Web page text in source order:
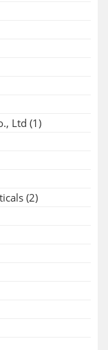
Ltd (1)
(2)